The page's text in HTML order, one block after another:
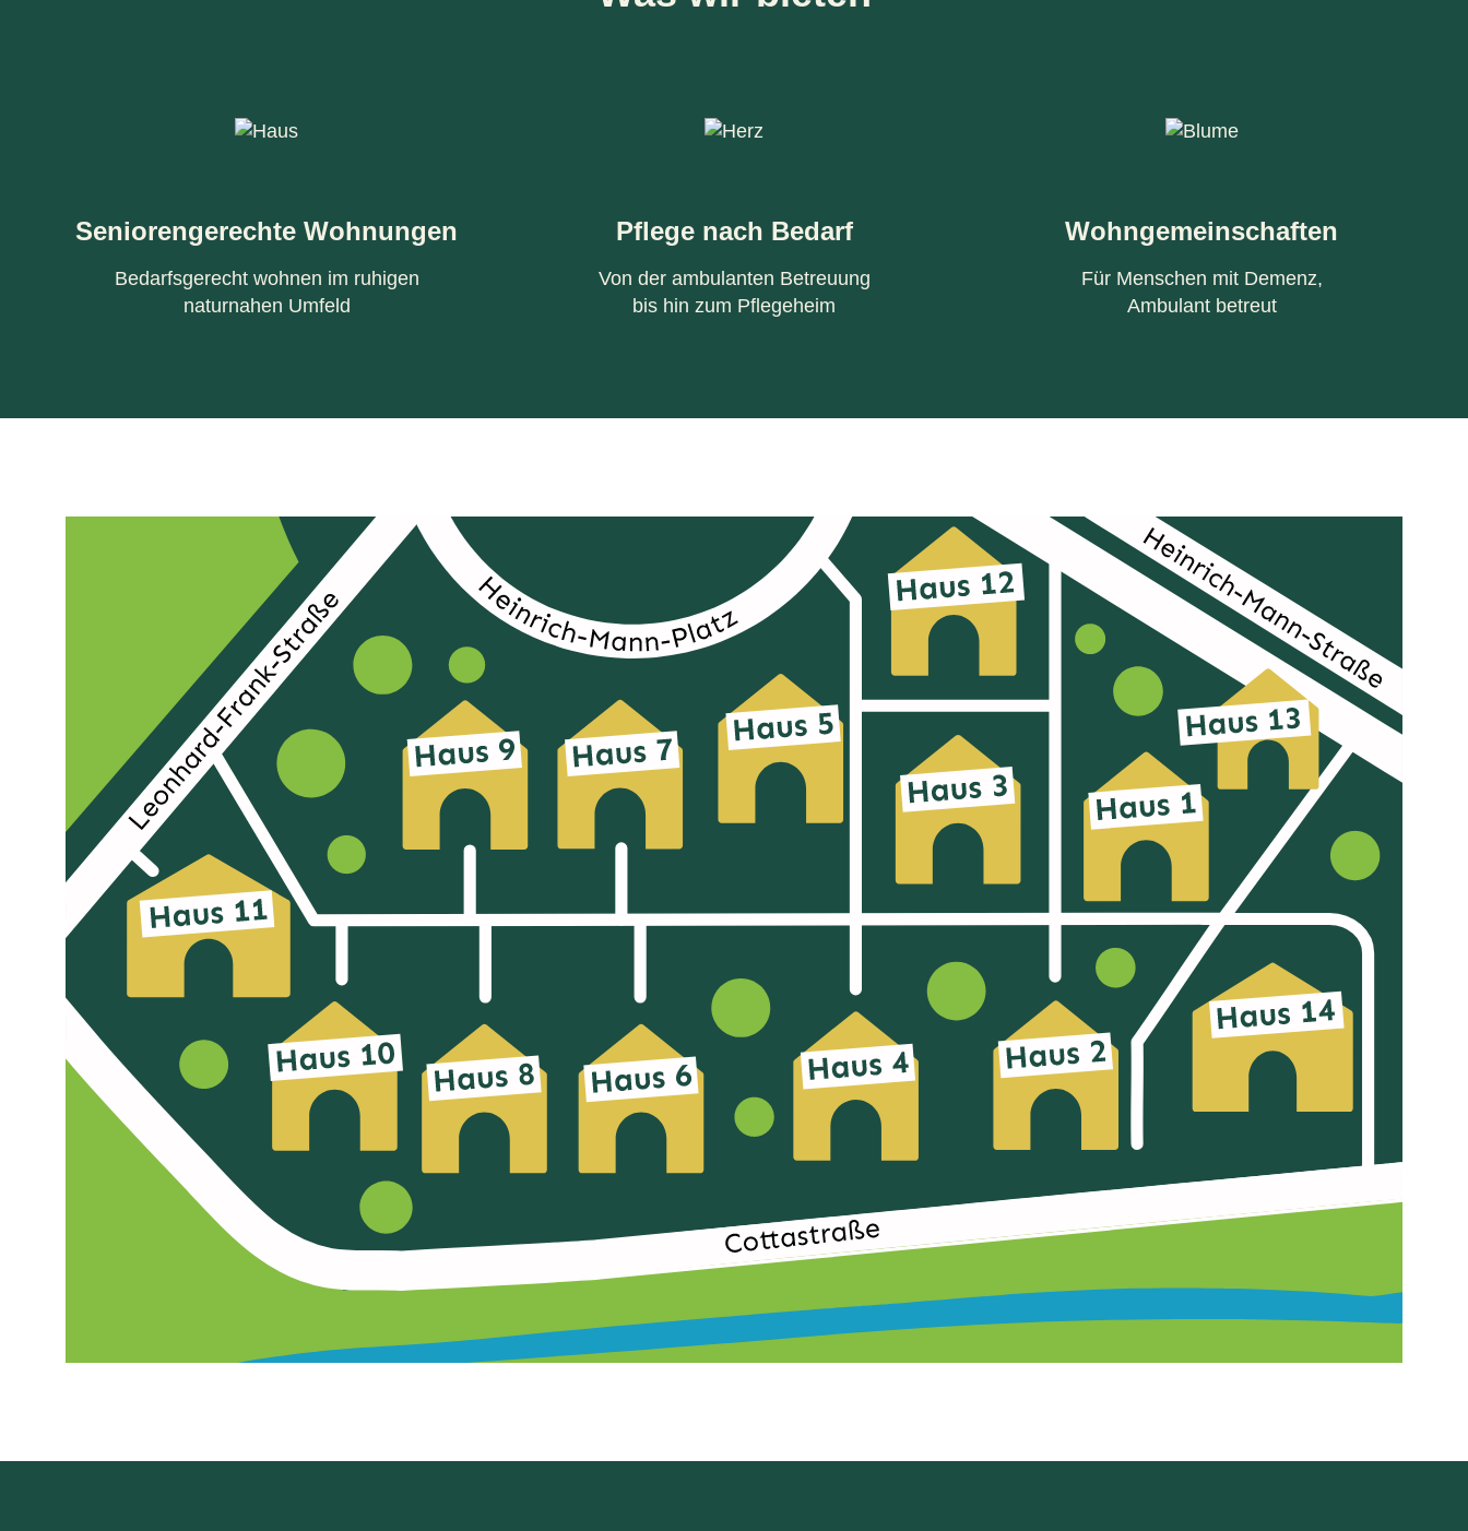
Seniorengerechte Wohnungen
Bedarfsgerecht wohnen im ruhigen
naturnahen Umfeld
Pflege nach Bedarf
Von der ambulanten Betreuung
bis hin zum Pflegeheim
Wohngemeinschaften
Für Menschen mit Demenz,
Ambulant betreut